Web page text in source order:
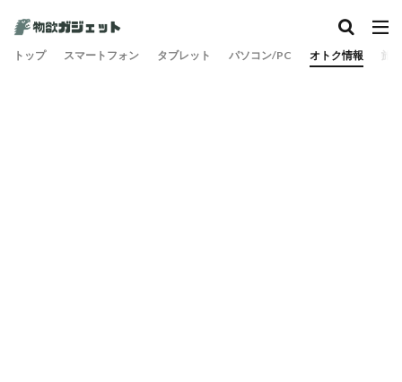
トップ スマートフォン タブレット パソコン/PC オトク情報 旅